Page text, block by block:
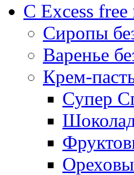
С Excess
Сиропы
Варенье
Крем-
Супер